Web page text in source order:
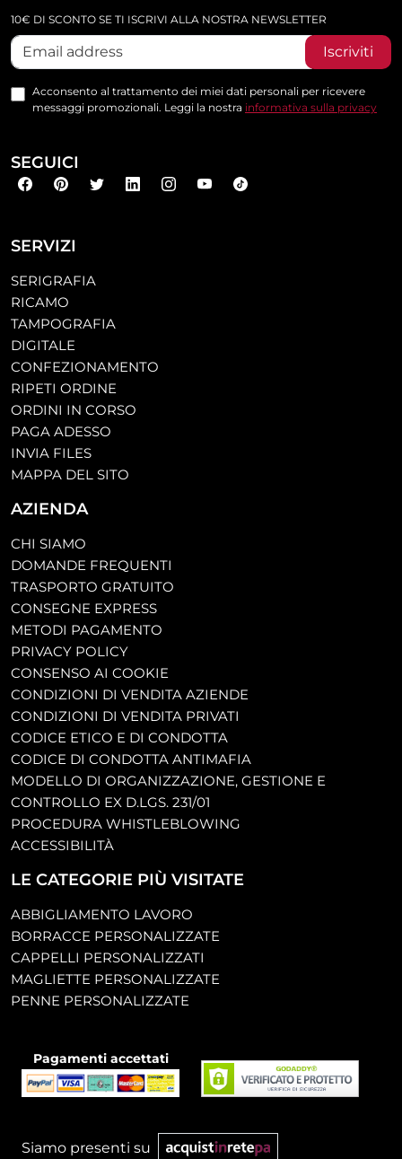
SERVIZI
SERIGRAFIA
RICAMO
TAMPOGRAFIA
DIGITALE
CONFEZIONAMENTO
RIPETI ORDINE
ORDINI IN CORSO
PAGA ADESSO
INVIA FILES
MAPPA DEL SITO
AZIENDA
CHI SIAMO
DOMANDE FREQUENTI
TRASPORTO GRATUITO
CONSEGNE EXPRESS
METODI PAGAMENTO
PRIVACY POLICY
CONSENSO AI COOKIE
CONDIZIONI DI VENDITA AZIENDE
CONDIZIONI DI VENDITA PRIVATI
CODICE ETICO E DI CONDOTTA
CODICE DI CONDOTTA ANTIMAFIA
MODELLO DI ORGANIZZAZIONE, GESTIONE E
CONTROLLO EX D.LGS. 231/01
PROCEDURA WHISTLEBLOWING
ACCESSIBILITÀ
LE CATEGORIE PIÙ VISITATE
ABBIGLIAMENTO LAVORO
BORRACCE PERSONALIZZATE
CAPPELLI PERSONALIZZATI
MAGLIETTE PERSONALIZZATE
PENNE PERSONALIZZATE
10€ DI SCONTO SE TI ISCRIVI ALLA NOSTRA NEWSLETTER
Iscriviti
Acconsento al trattamento dei miei dati personali per ricevere
messaggi promozionali. Leggi la nostra informativa sulla privacy
SEGUICI
Pagamenti accettati
Siamo presenti su